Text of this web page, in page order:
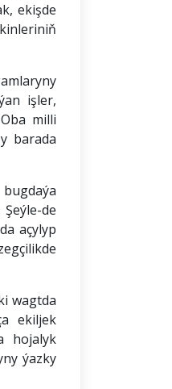
ekişde
işler,
milli
barada
de
açylyp
wagtda
ekiljek
hojalyk
ýazky